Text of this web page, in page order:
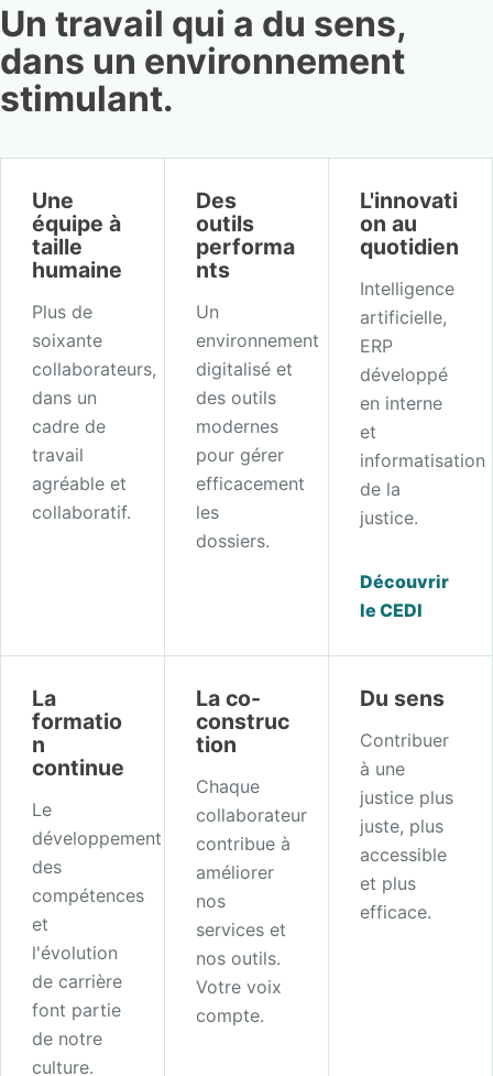
Un travail qui a du sens,
dans un environnement
stimulant.
Une
équipe à
taille
humaine
Plus de
soixante
collaborateurs,
dans un
cadre de
travail
agréable et
collaboratif.
Des
outils
performa
nts
Un
environnement
digitalisé et
des outils
modernes
pour gérer
efficacement
les
dossiers.
L'innovati
on au
quotidien
Intelligence
artificielle,
ERP
développé
en interne
et
informatisation
de la
justice.
Découvrir
le CEDI
La
formatio
n
continue
Le
développement
des
compétences
et
l'évolution
de carrière
font partie
de notre
culture.
La co-
construc
tion
Chaque
collaborateur
contribue à
améliorer
nos
services et
nos outils.
Votre voix
compte.
Du sens
Contribuer
à une
justice plus
juste, plus
accessible
et plus
efficace.